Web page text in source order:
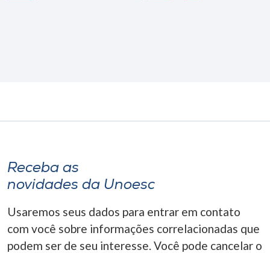
Receba as
novidades da Unoesc
Usaremos seus dados para entrar em contato
com você sobre informações correlacionadas que
podem ser de seu interesse. Você pode cancelar o